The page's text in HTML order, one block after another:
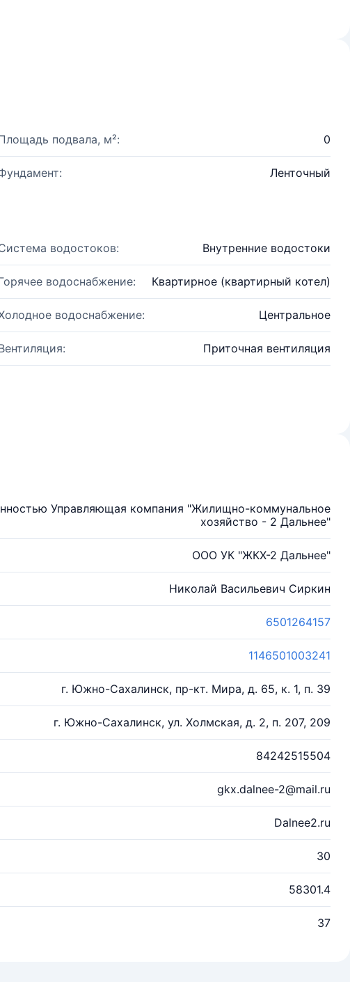
подвала, м²: 0
Ленточный
водостоков: Внутренние водостоки
водоснабжение: Квартирное (квартирный котел)
водоснабжение: Центральное
Приточная вентиляция
Управляющая компания "Жилищно-коммунальное
хозяйство - 2 Дальнее"
ООО УК "ЖКХ-2 Дальнее"
Николай Васильевич Сиркин
6501264157
1146501003241
г. Южно-Сахалинск, пр-кт. Мира, д. 65, к. 1, п. 39
г. Южно-Сахалинск, ул. Холмская, д. 2, п. 207, 209
84242515504
gkx.dalnee-2@mail.ru
Dalnee2.ru
30
58301.4
37